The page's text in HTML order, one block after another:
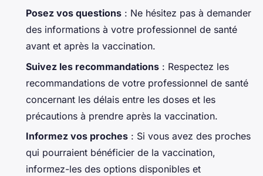
Posez vos questions : Ne hésitez pas à demander
des informations à votre professionnel de santé
avant et après la vaccination.
Suivez les recommandations : Respectez les
recommandations de votre professionnel de santé
concernant les délais entre les doses et les
précautions à prendre après la vaccination.
Informez vos proches : Si vous avez des proches
qui pourraient bénéficier de la vaccination,
informez-les des options disponibles et